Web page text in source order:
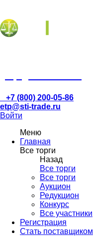
+7 (800) 200-05-86
etp@sti-trade.ru
Войти
Меню
Главная
Все торги
Назад
Все торги
Все торги
Аукцион
Редукцион
Конкурс
Все участники
Регистрация
Стать поставщиком